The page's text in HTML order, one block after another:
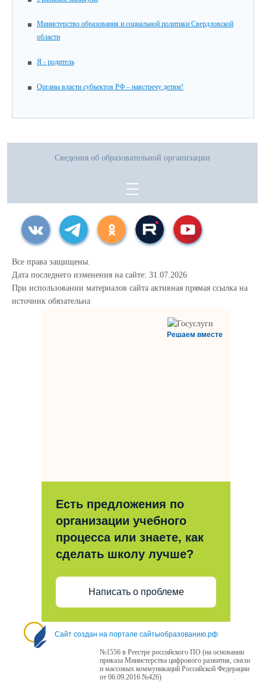
Министерство образования и социальной политики Свердловской
области
Я - родитель
Органы власти субъектов РФ – навстречу детям!
Сведения об образовательной организации
Все права защищены.
Дата последнего изменения на сайте: 31.07.2026
При использовании материалов сайта активная прямая ссылка на
источник обязательна
Решаем вместе
Есть предложения по
организации учебного
процесса или знаете, как
сделать школу лучше?
Написать о проблеме
Сайт создан на портале сайтыобразованию.рф
№1556 в Реестре российского ПО (на основании
приказа Министерства цифрового развития, связи
и массовых коммуникаций Российской Федерации
от 06.09.2016 №426)